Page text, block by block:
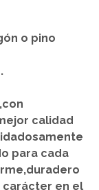
o pino
calidad
para cada
en el